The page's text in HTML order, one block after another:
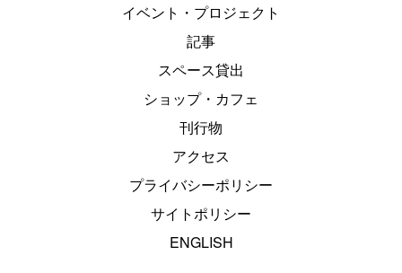
イベント・プロジェクト
記事
スペース貸出
ショップ・カフェ
刊行物
アクセス
プライバシーポリシー
サイトポリシー
ENGLISH